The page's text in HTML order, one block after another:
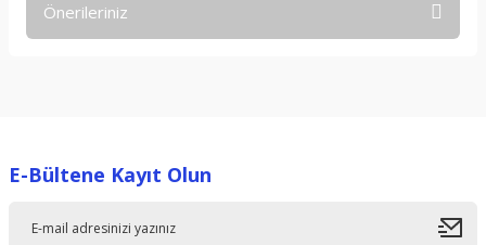
Önerileriniz
Ürün resmi kalitesiz, bozuk veya görüntülenemiyor.
E-Bültene Kayıt Olun